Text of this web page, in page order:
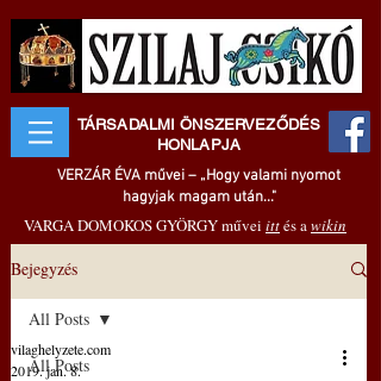
TÁRSADALMI ÖNSZERVEZŐDÉS
HONLAPJA
VERZÁR ÉVA művei – „Hogy valami nyomot
hagyjak magam után..."
VARGA DOMOKOS GYÖRGY művei ittés awikin
Bejegyzés
All Posts
All Posts
vilaghelyzete.com
2019. jan. 8.